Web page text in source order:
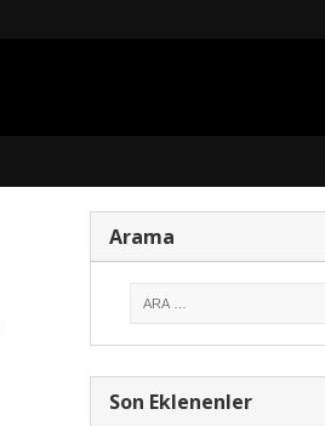
Arama
Son Eklenenler